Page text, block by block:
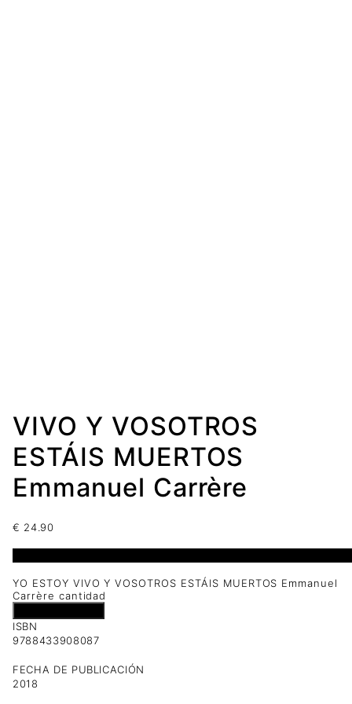
VIVO Y VOSOTROS
ESTÁIS MUERTOS
Emmanuel Carrère
€ 24.90
YO ESTOY VIVO Y VOSOTROS ESTÁIS MUERTOS Emmanuel
Carrère cantidad
ISBN
9788433908087
FECHA DE PUBLICACIÓN
2018